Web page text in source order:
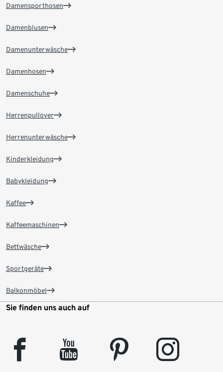
Damensporthosen
Damenblusen
Damenunterwäsche
Damenhosen
Damenschuhe
Herrenpullover
Herrenunterwäsche
Kinderkleidung
Babykleidung
Kaffee
Kaffeemaschinen
Bettwäsche
Sportgeräte
Balkonmöbel
Sie finden uns auch auf
facebook youtube pinterest instagram